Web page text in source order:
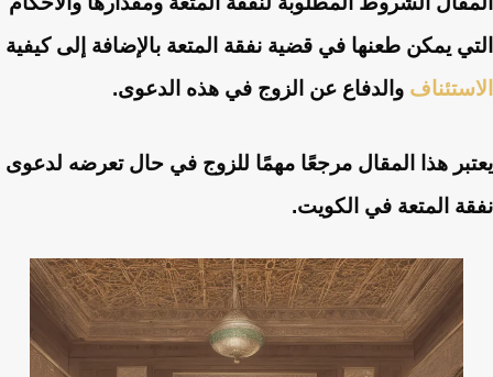
التي يمكن طعنها في قضية نفقة المتعة بالإضافة إلى كيفية
الاستئناف والدفاع عن الزوج في هذه الدعوى.
يعتبر هذا المقال مرجعًا مهمًا للزوج في حال تعرضه لدعوى
نفقة المتعة في الكويت.